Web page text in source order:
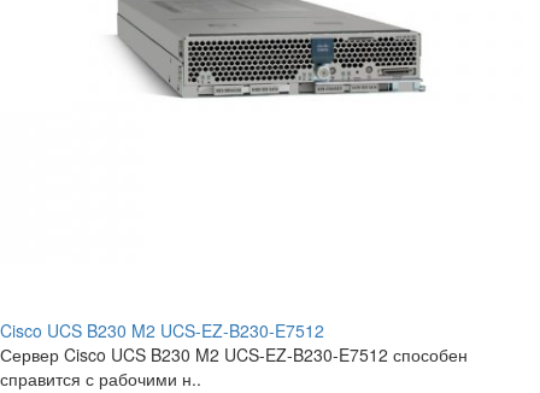
Cisco UCS B230 M2 UCS-EZ-B230-E7512
Сервер Cisco UCS B230 M2 UCS-EZ-B230-E7512 способен
справится с рабочими н..